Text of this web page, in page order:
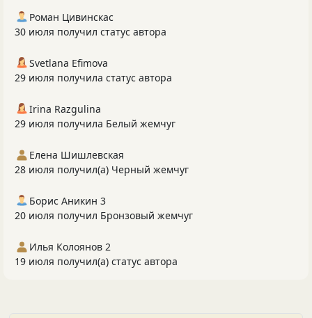
Роман Цивинскас
30 июля получил статус автора
Svetlana Efimova
29 июля получила статус автора
Irina Razgulina
29 июля получила Белый жемчуг
Елена Шишлевская
28 июля получил(а) Черный жемчуг
Борис Аникин 3
20 июля получил Бронзовый жемчуг
Илья Колоянов 2
19 июля получил(а) статус автора